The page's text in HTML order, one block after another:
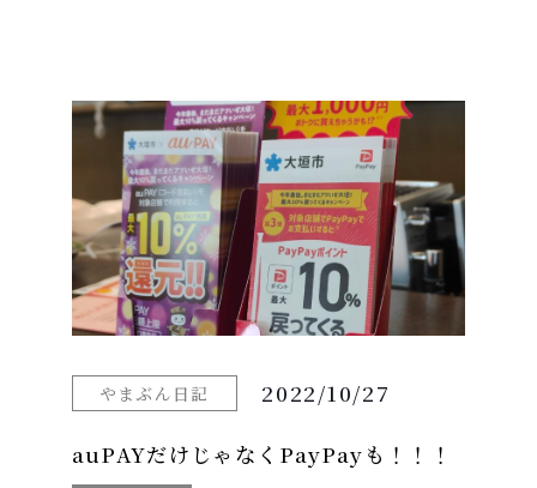
やまぶん日記 2022/10/27
auPAYだけじゃなくPayPayも！！！